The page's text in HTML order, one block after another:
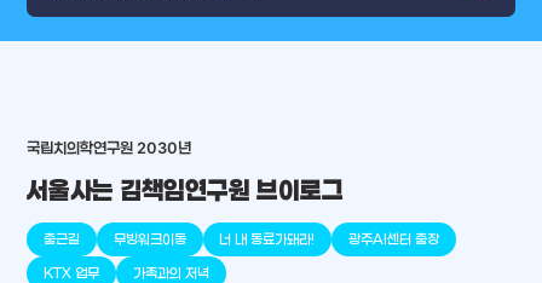
충청남도place
place
place place
place place
국립치의학연구원 2030년
서울사는 김책임연구원 브이로그
출근길 무빙워크이동 너 내 동료가돼라! 광주AI센터 출장
KTX 업무 가족과의 저녁